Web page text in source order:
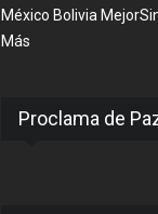
México Bolivia
Más
Proclama de